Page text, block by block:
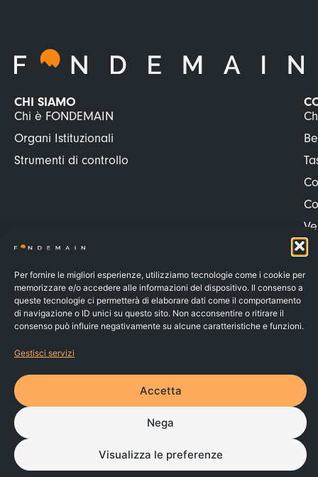
Per fornire le migliori esperienze, utilizziamo tecnologie come i cookie per
memorizzare e/o accedere alle informazioni del dispositivo. Il consenso a
queste tecnologie ci permetterà di elaborare dati come il comportamento
di navigazione o ID unici su questo sito. Non acconsentire o ritirare il
consenso può influire negativamente su alcune caratteristiche e funzioni.
Gestisci servizi
Accetta
Nega
Visualizza le preferenze
CHI SIAMO
Chi è FONDEMAIN
Organi Istituzionali
Strumenti di controllo
Fondi Pensione e soggetto alla vigilanza della COVIP
© 2026 | Made by
PRIVACY POLICY
COOKIE POLICY
WHISTLEBLOWING
RECLAMI